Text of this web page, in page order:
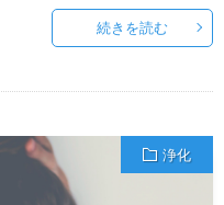
続きを読む
浄化